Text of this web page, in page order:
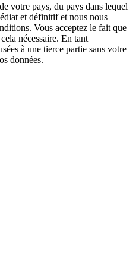
votre pays, du pays dans lequel
et définitif et nous nous
Vous acceptez le fait que
nécessaire. En tant
à une tierce partie sans votre
données.